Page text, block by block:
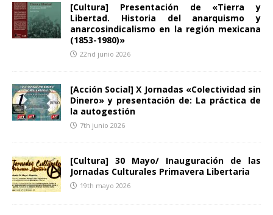
[Cultura] Presentación de «Tierra y
Libertad. Historia del anarquismo y
anarcosindicalismo en la región mexicana
(1853-1980)»
22nd junio 2026
[Acción Social] X Jornadas «Colectividad sin
Dinero» y presentación de: La práctica de
la autogestión
7th junio 2026
[Cultura] 30 Mayo/ Inauguración de las
Jornadas Culturales Primavera Libertaria
19th mayo 2026